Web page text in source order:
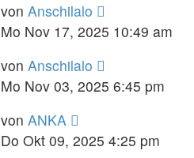
von Anschilalo
Mo Nov 17, 2025 10:49 am
von Anschilalo
Mo Nov 03, 2025 6:45 pm
von ANKA
Do Okt 09, 2025 4:25 pm